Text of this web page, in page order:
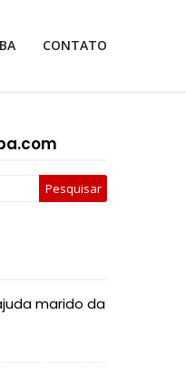
CONTATO
marido da